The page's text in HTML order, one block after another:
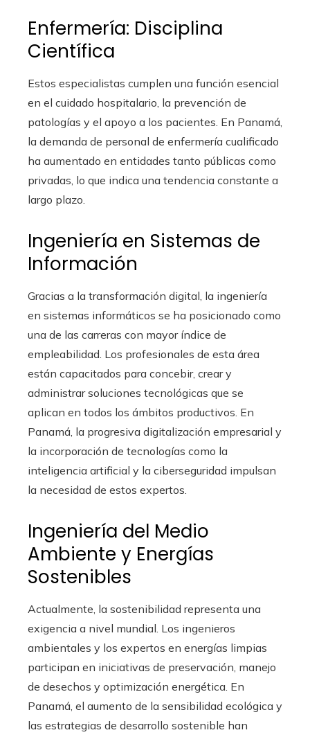
Enfermería: Disciplina
Científica
Estos especialistas cumplen una función esencial
en el cuidado hospitalario, la prevención de
patologías y el apoyo a los pacientes. En Panamá,
la demanda de personal de enfermería cualificado
ha aumentado en entidades tanto públicas como
privadas, lo que indica una tendencia constante a
largo plazo.
Ingeniería en Sistemas de
Información
Gracias a la transformación digital, la ingeniería
en sistemas informáticos se ha posicionado como
una de las carreras con mayor índice de
empleabilidad. Los profesionales de esta área
están capacitados para concebir, crear y
administrar soluciones tecnológicas que se
aplican en todos los ámbitos productivos. En
Panamá, la progresiva digitalización empresarial y
la incorporación de tecnologías como la
inteligencia artificial y la ciberseguridad impulsan
la necesidad de estos expertos.
Ingeniería del Medio
Ambiente y Energías
Sostenibles
Actualmente, la sostenibilidad representa una
exigencia a nivel mundial. Los ingenieros
ambientales y los expertos en energías limpias
participan en iniciativas de preservación, manejo
de desechos y optimización energética. En
Panamá, el aumento de la sensibilidad ecológica y
las estrategias de desarrollo sostenible han